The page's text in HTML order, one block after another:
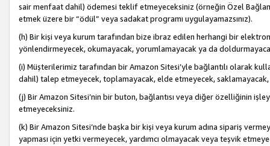
sair menfaat dahil) ödemesi teklif etmeyeceksiniz (örneğin Özel
etmek üzere bir “ödül” veya sadakat programı uygulayamazsınız).
(h) Bir kişi veya kurum tarafından bize ibraz edilen herhangi bir
yönlendirmeyecek, okumayacak, yorumlamayacak ya da
(i) Müşterilerimiz tarafından bir Amazon Sitesi’yle bağlantılı olarak
dahil) talep etmeyecek, toplamayacak, elde etmeyecek,
(j) Bir Amazon Sitesi’nin bir buton, bağlantısı veya diğer özelliğinin
etmeyeceksiniz.
(k) Bir Amazon Sitesi’nde başka bir kişi veya kurum adına sipariş
yapması için yetki vermeyecek, yardımcı olmayacak veya teşvik